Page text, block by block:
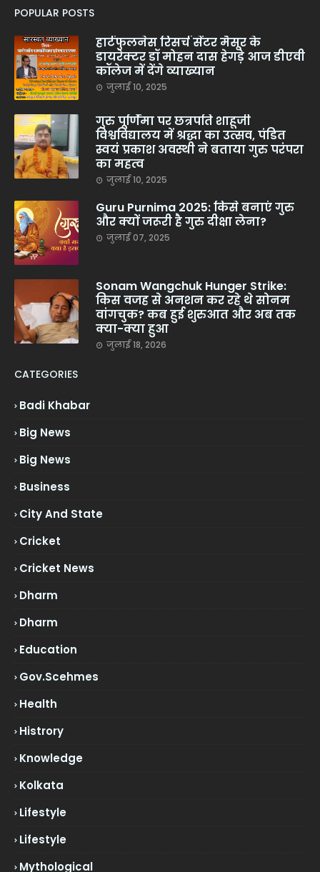
POPULAR POSTS
हार्टफुलनेस रिसर्च सेंटर मैसूर के
डायरेक्टर डॉ मोहन दास हेगड़े आज डीएवी
कॉलेज में देंगे व्याख्यान
जुलाई 10, 2025
गुरु पूर्णिमा पर छत्रपति शाहूजी
विश्वविद्यालय में श्रद्धा का उत्सव, पंडित
स्वयं प्रकाश अवस्थी ने बताया गुरु परंपरा
का महत्व
जुलाई 10, 2025
Guru Purnima 2025: किसे बनाएं गुरु
और क्यों जरूरी है गुरु दीक्षा लेना?
जुलाई 07, 2025
Sonam Wangchuk Hunger Strike:
किस वजह से अनशन कर रहे थे सोनम
वांगचुक? कब हुई शुरुआत और अब तक
क्या-क्या हुआ
जुलाई 18, 2026
CATEGORIES
Badi Khabar
Big News
Big News
Business
City And State
Cricket
Cricket News
Dharm
Dharm
Education
Gov.scehmes
Health
Histrory
Knowledge
Kolkata
Lifestyle
Lifestyle
Mythological